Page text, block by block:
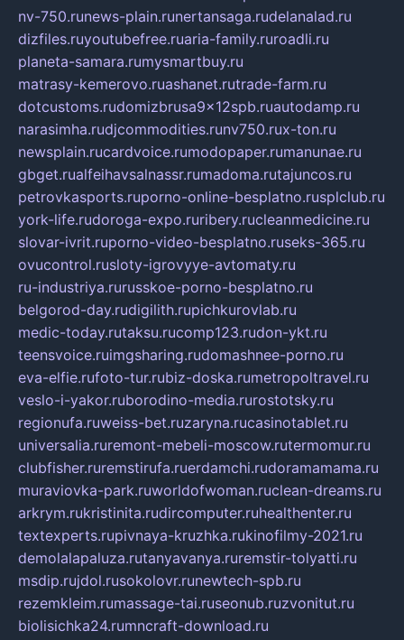
nv-750.runews-plain.runertansaga.rudelanalad.ru
dizfiles.ruyoutubefree.ruaria-family.ruroadli.ru
planeta-samara.rumysmartbuy.ru
matrasy-kemerovo.ruashanet.rutrade-farm.ru
dotcustoms.rudomizbrusa9x12spb.ruautodamp.ru
narasimha.rudjcommodities.runv750.rux-ton.ru
newsplain.rucardvoice.rumodopaper.rumanunae.ru
gbget.rualfeihavsalnassr.rumadoma.rutajuncos.ru
petrovkasports.ruporno-online-besplatno.rusplclub.ru
york-life.rudoroga-expo.ruribery.rucleanmedicine.ru
slovar-ivrit.ruporno-video-besplatno.ruseks-365.ru
ovucontrol.rusloty-igrovyye-avtomaty.ru
ru-industriya.rurusskoe-porno-besplatno.ru
belgorod-day.rudigilith.rupichkurovlab.ru
medic-today.rutaksu.rucomp123.rudon-ykt.ru
teensvoice.ruimgsharing.rudomashnee-porno.ru
eva-elfie.rufoto-tur.rubiz-doska.rumetropoltravel.ru
veslo-i-yakor.ruborodino-media.rurostotsky.ru
regionufa.ruweiss-bet.ruzaryna.rucasinotablet.ru
universalia.ruremont-mebeli-moscow.rutermomur.ru
clubfisher.ruremstirufa.ruerdamchi.rudoramamama.ru
muraviovka-park.ruworldofwoman.ruclean-dreams.ru
arkrym.rukristinita.rudircomputer.ruhealthenter.ru
textexperts.rupivnaya-kruzhka.rukinofilmy-2021.ru
demolalapaluza.rutanyavanya.ruremstir-tolyatti.ru
msdip.rujdol.rusokolovr.runewtech-spb.ru
rezemkleim.rumassage-tai.ruseonub.ruzvonitut.ru
biolisichka24.rumncraft-download.ru